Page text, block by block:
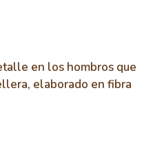
en los hombros que
elaborado en fibra